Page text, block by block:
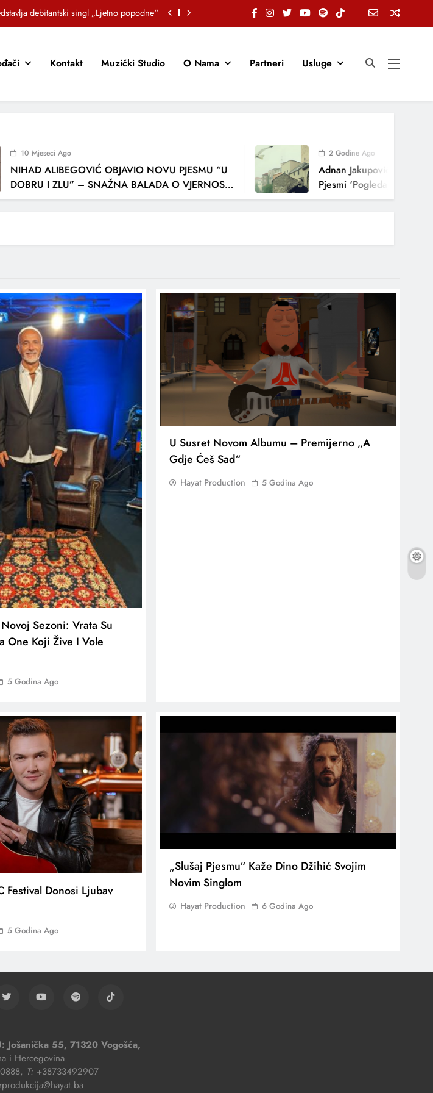
debitantski singl „Ljetno popodne“
POZVALI MALIŠANE NA DOBRE NAVIKE
POZVALI MALIŠANE NA DOBRE NAVIKE
Kontakt Muzički Studio O Nama Partneri Usluge
10 Mjeseci Ago
NIHAD ALIBEGOVIĆ OBJAVIO NOVU PJESMU “U
DOBRU I ZLU” – SNAŽNA BALADA O VJERNOSTI,
I VREMENU KOJE NAS MIJENJA
2 Godine Ago
Adnan Jakupović Donosi
Pjesmi ‘Pogledaj Me’
Sezoni: Vrata Su
One Koji Žive I Vole
5 Godina Ago
U Susret Novom Albumu – Premijerno „A
Gdje Ćeš Sad“
Hayat Production 5 Godina Ago
Festival Donosi Ljubav
5 Godina Ago
„Slušaj Pjesmu“ Kaže Dino Džihić Svojim
Novim Singlom
Hayat Production 6 Godina Ago
Jošanička 55, 71320 Vogošća,
i Hercegovina
T:+38733492907